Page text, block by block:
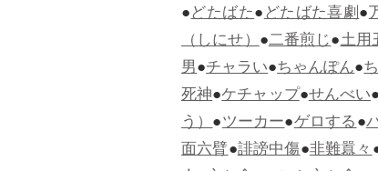
●どたばた●どたばた喜劇●
（しにせ）●二番煎じ●土用
男●チャラい●ちゃんぽん●
死神●ケチャップ●せんべい
う）●ツーカー●ゲロする●
面六臂●誹謗中傷●非難囂々